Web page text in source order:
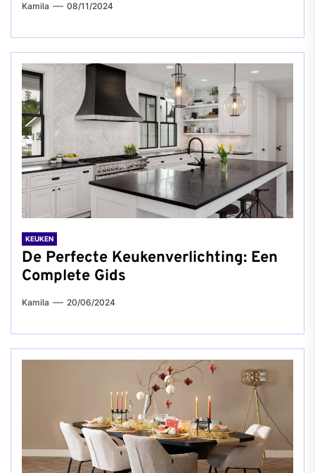
Kamila 08/11/2024
KEUKEN
De Perfecte Keukenverlichting: Een
Complete Gids
Kamila 20/06/2024